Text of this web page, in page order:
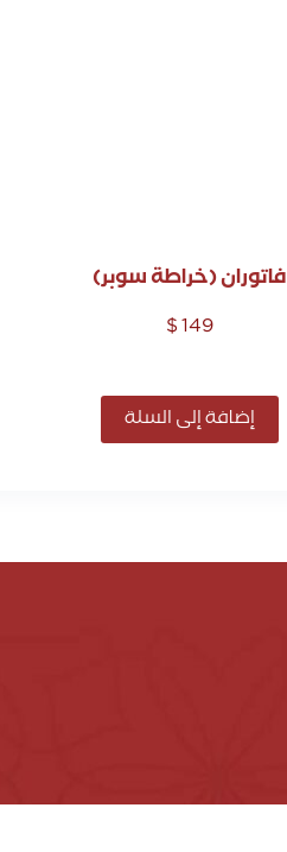
فاتوران (خراطة سوبر)
$149
إضافة إلى السلة